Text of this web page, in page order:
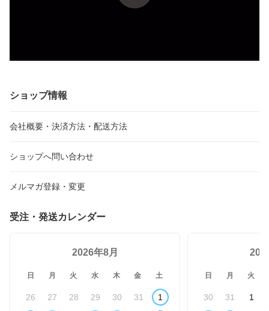
ショップ情報
会社概要・決済方法・配送方法
ショップへ問い合わせ
メルマガ登録・変更
受注・発送カレンダー
2026年8月
日 月 火 水 木 金 土
26 27 28 29 30 31 1
日 月 火
30 31 1